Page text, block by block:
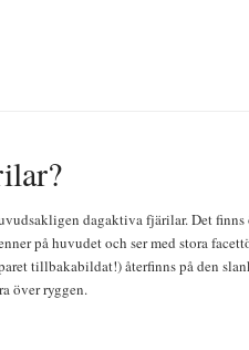
dagaktiva fjärilar. Det finns
på huvudet och ser med stora
tillbakabildat!) återfinns på den
över ryggen.